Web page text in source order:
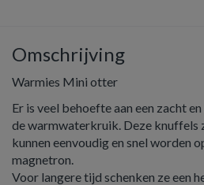
Omschrijving
Warmies Mini otter
Er is veel behoefte aan een zacht
de warmwaterkruik. Deze knuffels
kunnen eenvoudig en snel worden
magnetron.
Voor langere tijd schenken ze een